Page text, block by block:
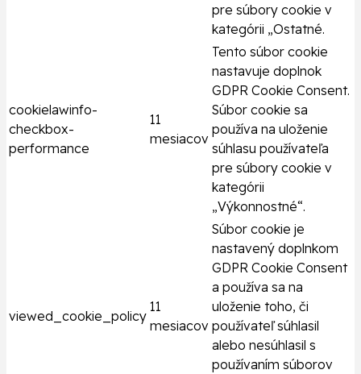
pre súbory cookie v
kategórii „Ostatné.
cookielawinfo-
checkbox-
performance
11
mesiacov
Tento súbor cookie
nastavuje doplnok
GDPR Cookie Consent.
Súbor cookie sa
používa na uloženie
súhlasu používateľa
pre súbory cookie v
kategórii
„Výkonnostné“.
viewed_cookie_policy
11
mesiacov
Súbor cookie je
nastavený doplnkom
GDPR Cookie Consent
a používa sa na
uloženie toho, či
používateľ súhlasil
alebo nesúhlasil s
používaním súborov